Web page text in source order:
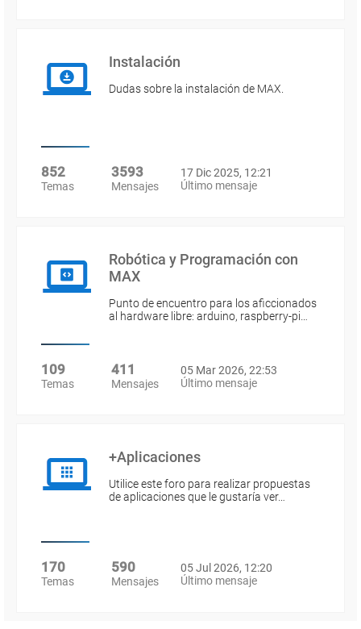
Instalación
Dudas sobre la instalación de MAX.
852
Temas
3593
Mensajes
17 Dic 2025, 12:21
Último mensaje
Robótica y Programación con
MAX
Punto de encuentro para los aficcionados
al hardware libre: arduino, raspberry-pi…
109
Temas
411
Mensajes
05 Mar 2026, 22:53
Último mensaje
+Aplicaciones
Utilice este foro para realizar propuestas
de aplicaciones que le gustaría ver…
170
Temas
590
Mensajes
05 Jul 2026, 12:20
Último mensaje